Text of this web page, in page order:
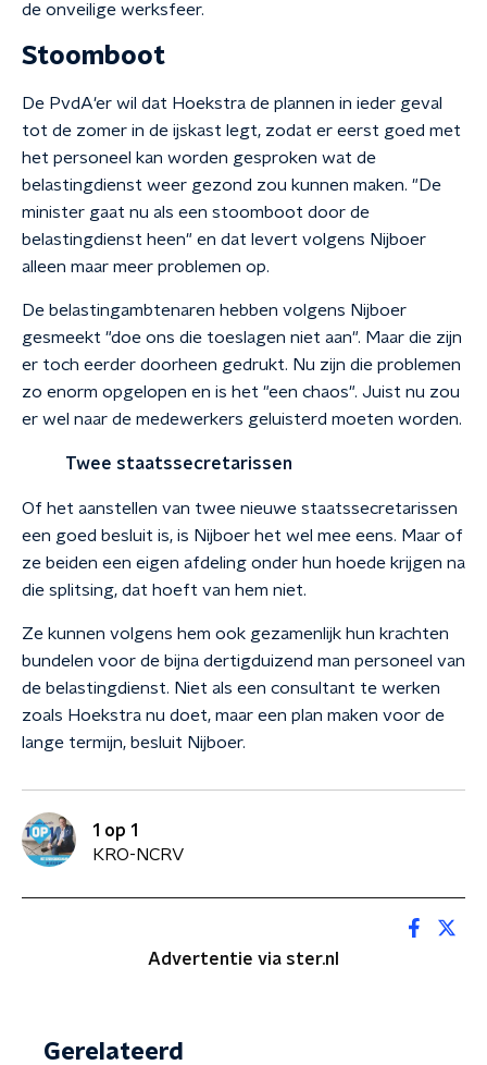
de onveilige werksfeer.
Stoomboot
De PvdA'er wil dat Hoekstra de plannen in ieder geval
tot de zomer in de ijskast legt, zodat er eerst goed met
het personeel kan worden gesproken wat de
belastingdienst weer gezond zou kunnen maken. "De
minister gaat nu als een stoomboot door de
belastingdienst heen" en dat levert volgens Nijboer
alleen maar meer problemen op.
De belastingambtenaren hebben volgens Nijboer
gesmeekt "doe ons die toeslagen niet aan". Maar die zijn
er toch eerder doorheen gedrukt. Nu zijn die problemen
zo enorm opgelopen en is het "een chaos". Juist nu zou
er wel naar de medewerkers geluisterd moeten worden.
Twee staatssecretarissen
Of het aanstellen van twee nieuwe staatssecretarissen
een goed besluit is, is Nijboer het wel mee eens. Maar of
ze beiden een eigen afdeling onder hun hoede krijgen na
die splitsing, dat hoeft van hem niet.
Ze kunnen volgens hem ook gezamenlijk hun krachten
bundelen voor de bijna dertigduizend man personeel van
de belastingdienst. Niet als een consultant te werken
zoals Hoekstra nu doet, maar een plan maken voor de
lange termijn, besluit Nijboer.
1 op 1
KRO-NCRV
Advertentie via ster.nl
Gerelateerd